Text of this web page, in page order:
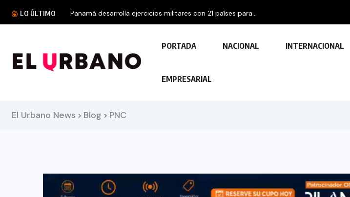
LO ÚLTIMO Panamá desarrolla ejercicios militares con 21 países para...
PORTADA NACIONAL INTERNACIONAL
EMPRESARIAL
El Urbano News > Blog > PNC
23 FEBRERO,